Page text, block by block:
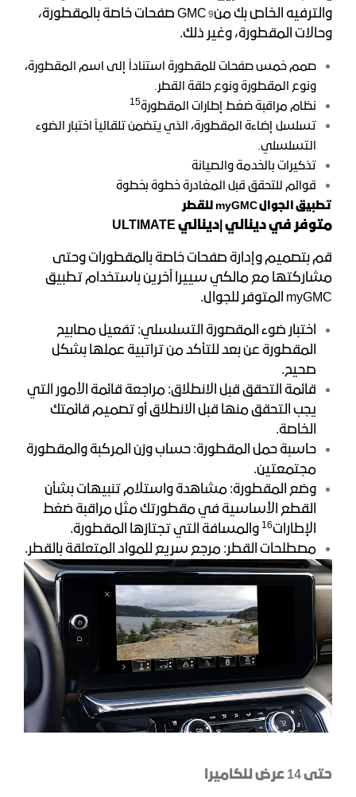
والترفيه الخاص بك من9
GMC صفحات خاصة بالمقطورة،
وحالات المقطورة، وغير ذلك.
صمم خمس صفحات للمقطورة استناداً إلى اسم المقطورة،
ونوع المقطورة ونوع حلقة القطر.
نظام مراقبة ضغط إطارات المقطورة15
تسلسل إضاءة المقطورة، الذي يتضمن تلقائياً اختبار الضوء
التسلسلي.
تذكيرات بالخدمة والصيانة
قوائم للتحقق قبل المغادرة خطوة بخطوة
تطبيق الجوالmyGMC للقطر
متوفر فيدينالي |ديناليULTIMATE
قم بتصميم وإدارة صفحات خاصة بالمقطورات وحتى
مشاركتها مع مالكي سييرا آخرين باستخدام تطبيق
myGMC المتوفر للجوال.
اختبار ضوء المقصورة التسلسلي: تفعيل مصابيح
المقطورة عن بعد للتأكد من تراتبية عملها بشكل
صحيح.
قائمة التحقق قبل الانطلاق: مراجعة قائمة الأمور التي
يجب التحقق منها قبل الانطلاق أو تصميم قائمتك
الخاصة.
حاسبة حمل المقطورة: حساب وزن المركبة والمقطورة
مجتمعتين.
وضع المقطورة: مشاهدة واستلام تنبيهات بشأن
القطع الأساسية في مقطورتك مثل مراقبة ضغط
الإطارات16 والمسافة التي تجتازها المقطورة.
مصطلحات القطر: مرجع سريع للمواد المتعلقة بالقطر.
حتى14عرض للكاميرا